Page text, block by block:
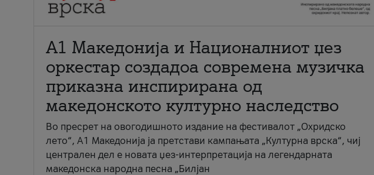
А1 Македонија и Националниот џез
оркестар создадоа современа музичка
приказна инспирирана од
македонското културно наследство
Во пресрет на овогодишното издание на фестивалот „Охридско
лето“, А1 Македонија ја претстави кампањата „Културна врска“, чиј
централен дел е новата џез-интерпретација на легендарната
македонска народна песна „Билјан